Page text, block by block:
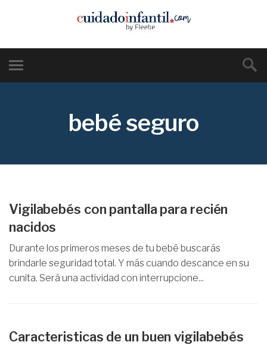
bebé seguro
Vigilabebés con pantalla para recién
nacidos
Durante los primeros meses de tu bebé buscarás
brindarle seguridad total. Y más cuando descance en su
cunita. Será una actividad con interrupcione...
Caracteristicas de un buen vigilabebés